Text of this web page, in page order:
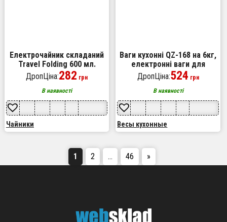
Електрочайник складаний
Travel Folding 600 мл.
Хороший електричний
чайник. Колір: білий
ДропЦіна:282 грн
В наявності
Чайники
Ваги кухонні QZ-168 на 6кг,
електронні ваги для
продуктів, точні кухонні
ваги
ДропЦіна:524 грн
В наявності
Весы кухонные
1 2 … 46 »